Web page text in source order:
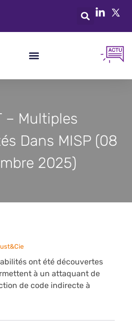
– Multiples
Dans MISP (08
2025)
ont été découvertes
à un attaquant de
de code indirecte à